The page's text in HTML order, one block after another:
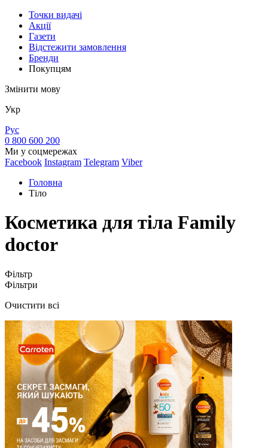
Точки видачi
Акції
Газети
Відстежити замовлення
Бренди
Покупцям
Змінити мову
Укр
Рус
0 800 600 200
Ми у соцмережах
Facebook Instagram Telegram Viber
Головна
Тіло
Косметика для тіла Family
doctor
Фільтр
Фільтри
Очистити всі